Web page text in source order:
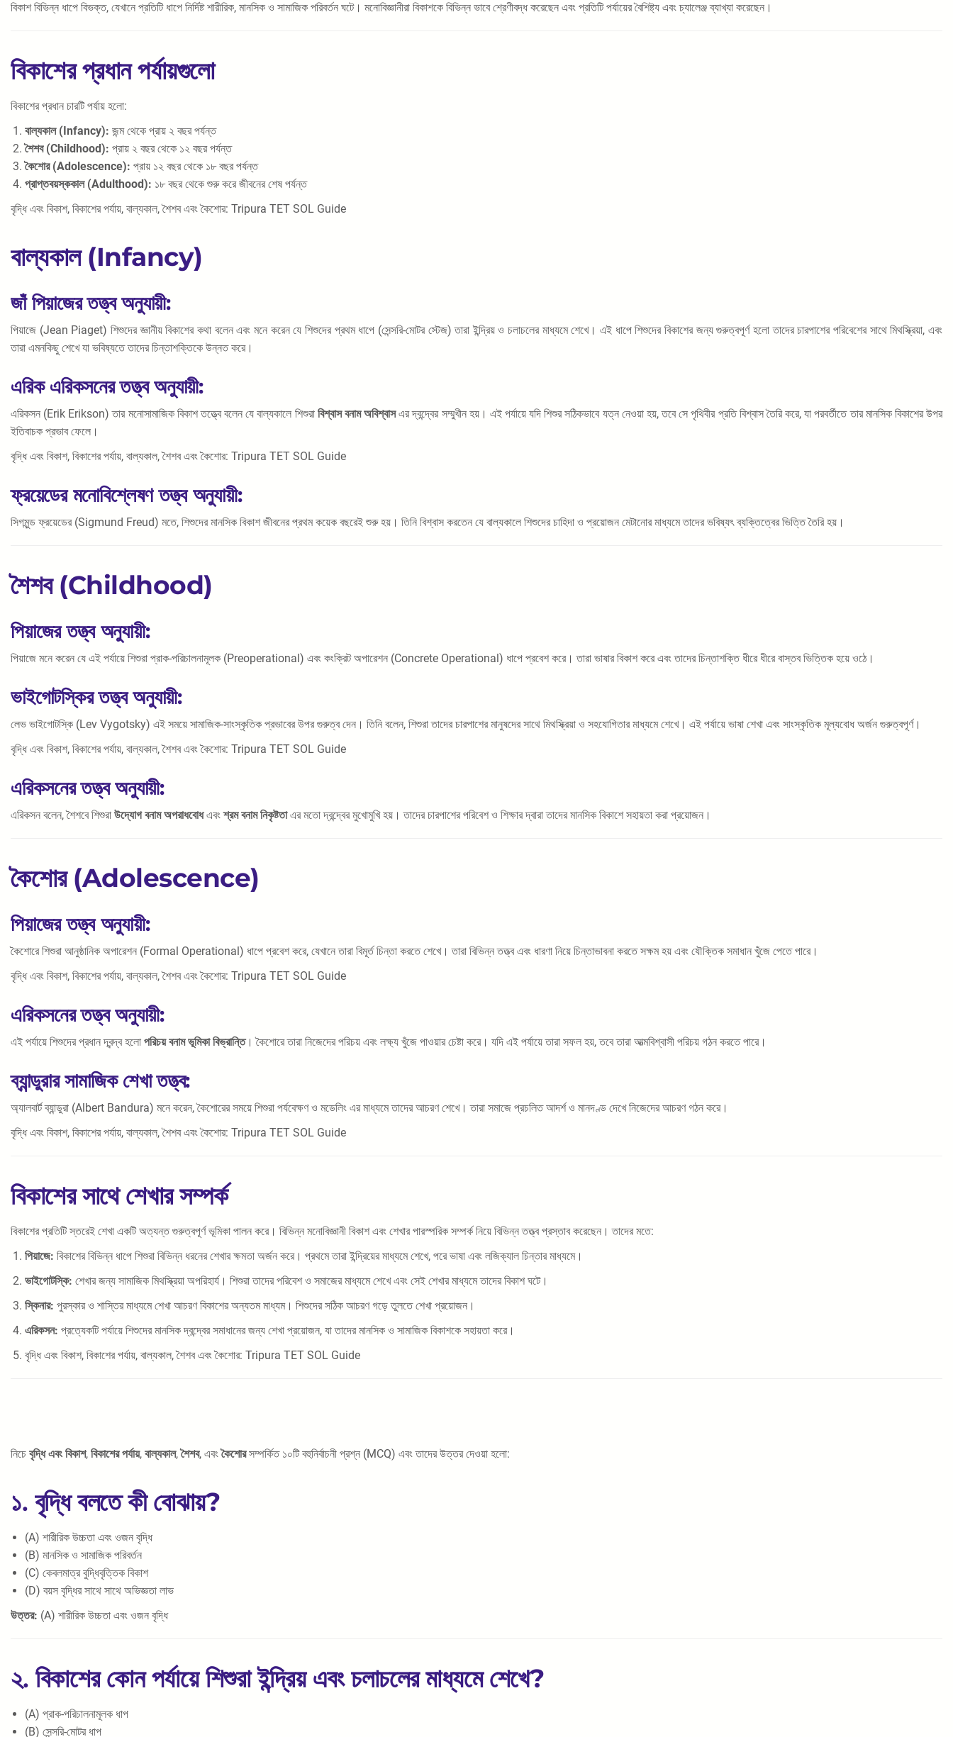
বিকাশ বিভিন্ন ধাপে বিভক্ত, যেখানে প্রতিটি ধাপে নির্দিষ্ট শারীরিক, মানসিক ও সামাজিক পরিবর্তন ঘটে। মনোবিজ্ঞানীরা বিকাশকে বিভিন্ন ভাবে শ্রেণীবদ্ধ করেছেন এবং প্রতিটি পর্যায়ের বৈশিষ্ট্য এবং চ্যালেঞ্জ ব্যাখ্যা করেছেন।
বিকাশের প্রধান পর্যায়গুলো
বিকাশের প্রধান চারটি পর্যায় হলো:
বাল্যকাল (Infancy): জন্ম থেকে প্রায় ২ বছর পর্যন্ত
শৈশব (Childhood): প্রায় ২ বছর থেকে ১২ বছর পর্যন্ত
কৈশোর (Adolescence): প্রায় ১২ বছর থেকে ১৮ বছর পর্যন্ত
প্রাপ্তবয়স্ককাল (Adulthood): ১৮ বছর থেকে শুরু করে জীবনের শেষ পর্যন্ত
বৃদ্ধি এবং বিকাশ, বিকাশের পর্যায়, বাল্যকাল, শৈশব এবং কৈশোর: Tripura TET SOL Guide
বাল্যকাল (Infancy)
জাঁ পিয়াজের তত্ত্ব অনুযায়ী:
পিয়াজে (Jean Piaget) শিশুদের জ্ঞানীয় বিকাশের কথা বলেন এবং মনে করেন যে শিশুদের প্রথম ধাপে (সেন্সরি-মোটর স্টেজ) তারা ইন্দ্রিয় ও চলাচলের মাধ্যমে শেখে। এই ধাপে শিশুদের বিকাশের জন্য গুরুত্বপূর্ণ হলো তাদের চারপাশের পরিবেশের সাথে মিথস্ক্রিয়া, এবং
তারা এমনকিছু শেখে যা ভবিষ্যতে তাদের চিন্তাশক্তিকে উন্নত করে।
এরিক এরিকসনের তত্ত্ব অনুযায়ী:
এরিকসন (Erik Erikson) তার মনোসামাজিক বিকাশ তত্ত্বে বলেন যে বাল্যকালে শিশুরা বিশ্বাস বনাম অবিশ্বাসএর দ্বন্দ্বের সম্মুখীন হয়। এই পর্যায়ে যদি শিশুর সঠিকভাবে যত্ন নেওয়া হয়, তবে সে পৃথিবীর প্রতি বিশ্বাস তৈরি করে, যা পরবর্তীতে তার মানসিক বিকাশের উপর
ইতিবাচক প্রভাব ফেলে।
বৃদ্ধি এবং বিকাশ, বিকাশের পর্যায়, বাল্যকাল, শৈশব এবং কৈশোর: Tripura TET SOL Guide
ফ্রয়েডের মনোবিশ্লেষণ তত্ত্ব অনুযায়ী:
সিগমুন্ড ফ্রয়েডের (Sigmund Freud) মতে, শিশুদের মানসিক বিকাশ জীবনের প্রথম কয়েক বছরেই শুরু হয়। তিনি বিশ্বাস করতেন যে বাল্যকালে শিশুদের চাহিদা ও প্রয়োজন মেটানোর মাধ্যমে তাদের ভবিষ্যৎ ব্যক্তিত্বের ভিত্তি তৈরি হয়।
শৈশব (Childhood)
পিয়াজের তত্ত্ব অনুযায়ী:
পিয়াজে মনে করেন যে এই পর্যায়ে শিশুরা প্রাক-পরিচালনামূলক (Preoperational) এবং কংক্রিট অপারেশন (Concrete Operational) ধাপে প্রবেশ করে। তারা ভাষার বিকাশ করে এবং তাদের চিন্তাশক্তি ধীরে ধীরে বাস্তব ভিত্তিক হয়ে ওঠে।
ভাইগোটস্কির তত্ত্ব অনুযায়ী:
লেভ ভাইগোটস্কি (Lev Vygotsky) এই সময়ে সামাজিক-সাংস্কৃতিক প্রভাবের উপর গুরুত্ব দেন। তিনি বলেন, শিশুরা তাদের চারপাশের মানুষদের সাথে মিথস্ক্রিয়া ও সহযোগিতার মাধ্যমে শেখে। এই পর্যায়ে ভাষা শেখা এবং সাংস্কৃতিক মূল্যবোধ অর্জন গুরুত্বপূর্ণ।
বৃদ্ধি এবং বিকাশ, বিকাশের পর্যায়, বাল্যকাল, শৈশব এবং কৈশোর: Tripura TET SOL Guide
এরিকসনের তত্ত্ব অনুযায়ী:
এরিকসন বলেন, শৈশবে শিশুরা উদ্যোগ বনাম অপরাধবোধএবংশ্রম বনাম নিকৃষ্টতাএর মতো দ্বন্দ্বের মুখোমুখি হয়। তাদের চারপাশের পরিবেশ ও শিক্ষার দ্বারা তাদের মানসিক বিকাশে সহায়তা করা প্রয়োজন।
কৈশোর (Adolescence)
পিয়াজের তত্ত্ব অনুযায়ী:
কৈশোরে শিশুরা আনুষ্ঠানিক অপারেশন (Formal Operational) ধাপে প্রবেশ করে, যেখানে তারা বিমূর্ত চিন্তা করতে শেখে। তারা বিভিন্ন তত্ত্ব এবং ধারণা নিয়ে চিন্তাভাবনা করতে সক্ষম হয় এবং যৌক্তিক সমাধান খুঁজে পেতে পারে।
বৃদ্ধি এবং বিকাশ, বিকাশের পর্যায়, বাল্যকাল, শৈশব এবং কৈশোর: Tripura TET SOL Guide
এরিকসনের তত্ত্ব অনুযায়ী:
এই পর্যায়ে শিশুদের প্রধান দ্বন্দ্ব হলো পরিচয় বনাম ভূমিকা বিভ্রান্তি। কৈশোরে তারা নিজেদের পরিচয় এবং লক্ষ্য খুঁজে পাওয়ার চেষ্টা করে। যদি এই পর্যায়ে তারা সফল হয়, তবে তারা আত্মবিশ্বাসী পরিচয় গঠন করতে পারে।
ব্যান্ডুরার সামাজিক শেখা তত্ত্ব:
অ্যালবার্ট ব্যান্ডুরা (Albert Bandura) মনে করেন, কৈশোরের সময়ে শিশুরা পর্যবেক্ষণ ও মডেলিং এর মাধ্যমে তাদের আচরণ শেখে। তারা সমাজে প্রচলিত আদর্শ ও মানদণ্ড দেখে নিজেদের আচরণ গঠন করে।
বৃদ্ধি এবং বিকাশ, বিকাশের পর্যায়, বাল্যকাল, শৈশব এবং কৈশোর: Tripura TET SOL Guide
বিকাশের সাথে শেখার সম্পর্ক
বিকাশের প্রতিটি স্তরেই শেখা একটি অত্যন্ত গুরুত্বপূর্ণ ভূমিকা পালন করে। বিভিন্ন মনোবিজ্ঞানী বিকাশ এবং শেখার পারস্পরিক সম্পর্ক নিয়ে বিভিন্ন তত্ত্ব প্রস্তাব করেছেন। তাদের মতে:
পিয়াজে: বিকাশের বিভিন্ন ধাপে শিশুরা বিভিন্ন ধরনের শেখার ক্ষমতা অর্জন করে। প্রথমে তারা ইন্দ্রিয়ের মাধ্যমে শেখে, পরে ভাষা এবং লজিক্যাল চিন্তার মাধ্যমে।
ভাইগোটস্কি: শেখার জন্য সামাজিক মিথস্ক্রিয়া অপরিহার্য। শিশুরা তাদের পরিবেশ ও সমাজের মাধ্যমে শেখে এবং সেই শেখার মাধ্যমে তাদের বিকাশ ঘটে।
স্কিনার: পুরস্কার ও শাস্তির মাধ্যমে শেখা আচরণ বিকাশের অন্যতম মাধ্যম। শিশুদের সঠিক আচরণ গড়ে তুলতে শেখা প্রয়োজন।
এরিকসন: প্রত্যেকটি পর্যায়ে শিশুদের মানসিক দ্বন্দ্বের সমাধানের জন্য শেখা প্রয়োজন, যা তাদের মানসিক ও সামাজিক বিকাশকে সহায়তা করে।
বৃদ্ধি এবং বিকাশ, বিকাশের পর্যায়, বাল্যকাল, শৈশব এবং কৈশোর: Tripura TET SOL Guide
নিচে বৃদ্ধি এবং বিকাশ, বিকাশের পর্যায়, বাল্যকাল,শৈশব, এবংকৈশোরসম্পর্কিত ১০টি বহুনির্বাচনী প্রশ্ন (MCQ) এবং তাদের উত্তর দেওয়া হলো:
১. বৃদ্ধি বলতে কী বোঝায়?
(A) শারীরিক উচ্চতা এবং ওজন বৃদ্ধি
(B) মানসিক ও সামাজিক পরিবর্তন
(C) কেবলমাত্র বুদ্ধিবৃত্তিক বিকাশ
(D) বয়স বৃদ্ধির সাথে সাথে অভিজ্ঞতা লাভ
উত্তর: (A) শারীরিক উচ্চতা এবং ওজন বৃদ্ধি
২. বিকাশের কোন পর্যায়ে শিশুরা ইন্দ্রিয় এবং চলাচলের মাধ্যমে শেখে?
(A) প্রাক-পরিচালনামূলক ধাপ
(B) সেন্সরি-মোটর ধাপ